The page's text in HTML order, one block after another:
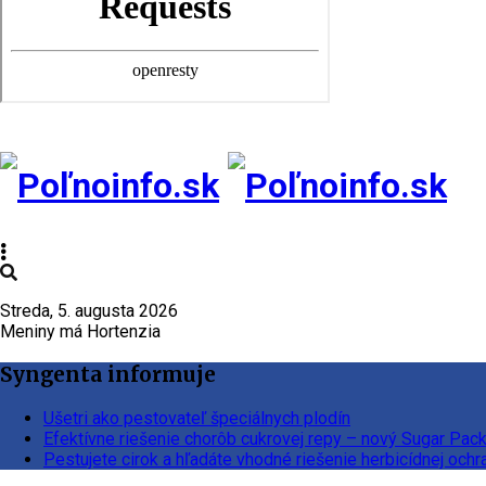
Streda, 5. augusta 2026
Meniny má Hortenzia
Syngenta informuje
Ušetri ako pestovateľ špeciálnych plodín
Efektívne riešenie chorôb cukrovej repy – nový Sugar Pack
Pestujete cirok a hľadáte vhodné riešenie herbicídnej